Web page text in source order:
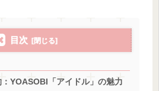
目次
YOASOBI「アイドル」の魅力